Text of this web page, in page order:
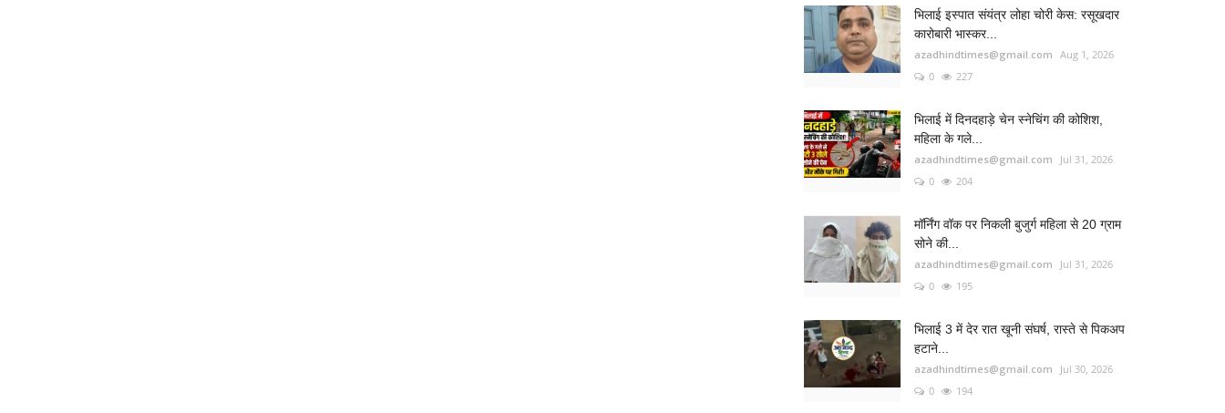
भिलाई इस्पात संयंत्र लोहा चोरी केस: रसूखदार
कारोबारी भास्कर...
azadhindtimes@gmail.com Aug 1, 2026
0
227
भिलाई में दिनदहाड़े चेन स्नेचिंग की कोशिश,
महिला के गले...
azadhindtimes@gmail.com
Jul 31, 2026
0
204
मॉर्निंग वॉक पर निकली बुजुर्ग महिला से 20 ग्राम
सोने की...
azadhindtimes@gmail.com
Jul 31, 2026
0
195
भिलाई 3 में देर रात खूनी संघर्ष, रास्ते से पिकअप
हटाने...
azadhindtimes@gmail.com
Jul 30, 2026
0
194